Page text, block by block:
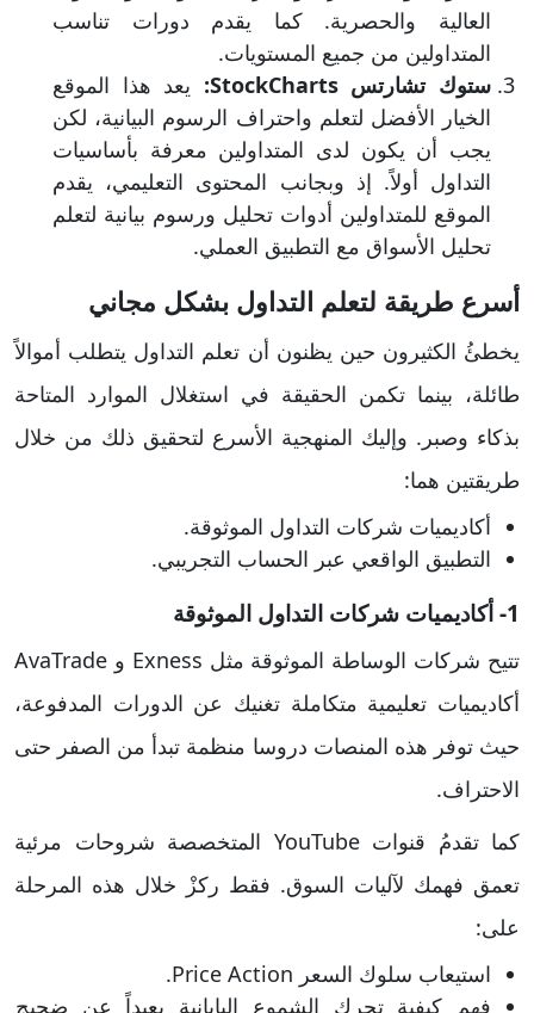
العالية والحصرية. كما يقدم دورات تناسب
المتداولين من جميع المستويات.
ستوك تشارتس StockCharts:
يعد هذا الموقع
الخيار الأفضل لتعلم واحتراف الرسوم البيانية، لكن
يجب أن يكون لدى المتداولين معرفة بأساسيات
التداول أولاً. إذ وبجانب المحتوى التعليمي، يقدم
الموقع للمتداولين أدوات تحليل ورسوم بيانية لتعلم
تحليل الأسواق مع التطبيق العملي.
أسرع طريقة لتعلم التداول بشكل مجاني
يخطئُ الكثيرون حين يظنون أن تعلم التداول يتطلب أموالاً
طائلة، بينما تكمن الحقيقة في استغلال الموارد المتاحة
بذكاء وصبر. وإليك المنهجية الأسرع لتحقيق ذلك من خلال
طريقتين هما:
أكاديميات شركات التداول الموثوقة.
التطبيق الواقعي عبر الحساب التجريبي.
1- أكاديميات شركات التداول الموثوقة
​تتيح شركات الوساطة الموثوقة مثل Exness و AvaTrade
أكاديميات تعليمية متكاملة تغنيك عن الدورات المدفوعة،
حيث توفر هذه المنصات دروسا منظمة تبدأ من الصفر حتى
الاحتراف.
كما تقدمُ قنوات YouTube المتخصصة شروحات مرئية
تعمق فهمك لآليات السوق. فقط ركزْ خلال هذه المرحلة
على:
استيعاب سلوك السعر Price Action.
فهم كيفية تحرك الشموع اليابانية بعيداً عن ضجيج